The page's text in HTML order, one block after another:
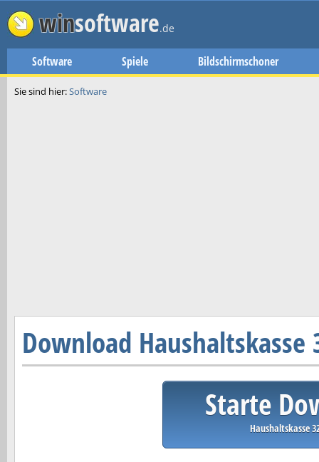
winsoftware.de
Software Spiele Bildschirmschoner
Sie sind hier:Software
Download Haushaltskasse
Starte
Haushaltskasse